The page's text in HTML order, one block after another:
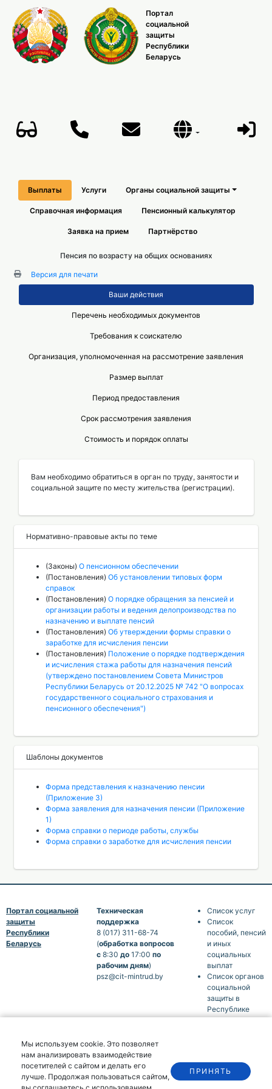
Мы используем cookie. Это позволяет
нам анализировать взаимодействие
посетителей с сайтом и делать его
лучше. Продолжая пользоваться сайтом,
ПРИНЯТЬ
Портал
социальной
защиты
Республики
Беларусь
Помощник
Выплаты Услуги Органы социальной защиты
Справочная информация Пенсионный калькулятор
Заявка на прием Партнёрство
Пенсия по возрасту на общих основаниях
Версия для печати
Ваши действия
Перечень необходимых документов
Требования к соискателю
Организация, уполномоченная на рассмотрение заявления
Размер выплат
Период предоставления
Срок рассмотрения заявления
Стоимость и порядок оплаты
Вам необходимо обратиться в орган по труду, занятости и
социальной защите по месту жительства (регистрации).
Нормативно-правовые акты по теме
(Законы) О пенсионном обеспечении
(Постановления) Об установлении типовых форм
справок
(Постановления) О порядке обращения за пенсией и
организации работы и ведения делопроизводства по
назначению и выплате пенсий
(Постановления) Об утверждении формы справки о
заработке для исчисления пенсии
(Постановления) Положение о порядке подтверждения
и исчисления стажа работы для назначения пенсий
(утверждено постановлением Совета Министров
Республики Беларусь от 20.12.2025 № 742 "О вопросах
государственного социального страхования и
пенсионного обеспечения")
Шаблоны документов
Форма представления к назначению пенсии
(Приложение 3)
Форма заявления для назначения пенсии (Приложение
1)
Форма справки о периоде работы, службы
Форма справки о заработке для исчисления пенсии
Портал социальной
защиты
Республики
Беларусь
Техническая
поддержка
8 (017) 311-68-74
(обработка вопросов
с 8:30до 17:00по
рабочим дням)
psz@cit-mintrud.by
Список услуг
Список
пособий, пенсий
и иных
социальных
выплат
Список органов
социальной
защиты в
Республике
Беларусь
посетителям
портала